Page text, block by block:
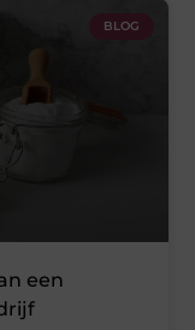
BLOG
een